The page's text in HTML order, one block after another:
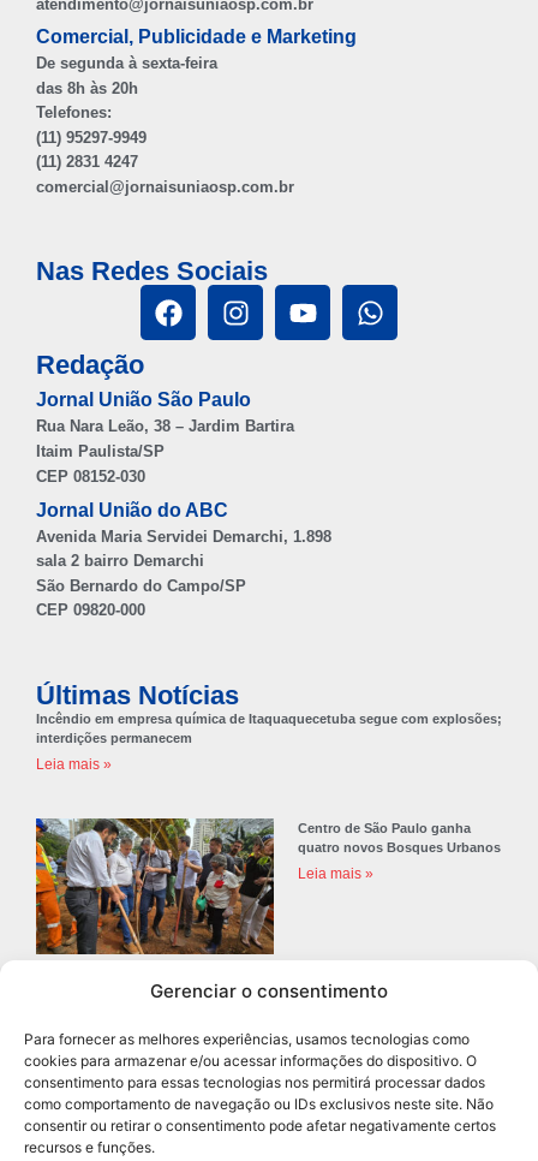
Gerenciar o consentimento
Para fornecer as melhores experiências, usamos tecnologias como
cookies para armazenar e/ou acessar informações do dispositivo. O
consentimento para essas tecnologias nos permitirá processar dados
como comportamento de navegação ou IDs exclusivos neste site. Não
consentir ou retirar o consentimento pode afetar negativamente certos
recursos e funções.
atendimento@jornaisuniaosp.com.br
Comercial, Publicidade e Marketing
De segunda à sexta-feira
das 8h às 20h
Telefones:
(11) 95297-9949
(11) 2831 4247
comercial@jornaisuniaosp.com.br
Nas Redes Sociais
Redação
Jornal União São Paulo
Rua Nara Leão, 38 – Jardim Bartira
Itaim Paulista/SP
CEP 08152-030
Jornal União do ABC
Avenida Maria Servidei Demarchi, 1.898
sala 2 bairro Demarchi
São Bernardo do Campo/SP
CEP 09820-000
Últimas Notícias
Incêndio em empresa química de Itaquaquecetuba segue com explosões;
interdições permanecem
Leia mais »
Centro de São Paulo ganha
quatro novos Bosques Urbanos
Leia mais »
para professores
Leia mais »